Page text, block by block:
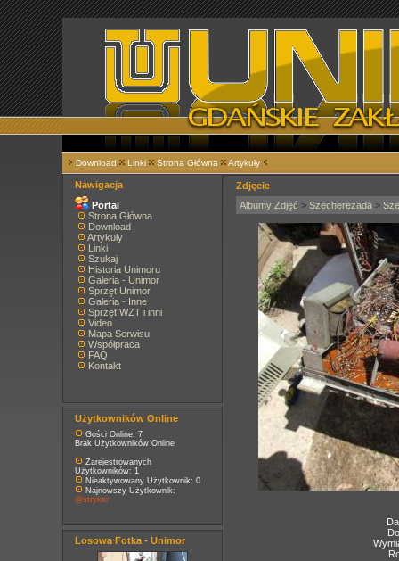
Download Linki Strona Główna Artykuły
Nawigacja
Portal
Strona Główna
Download
Artykuły
Linki
Szukaj
Historia Unimoru
Galeria - Unimor
Sprzęt Unimor
Galeria - Inne
Sprzęt WZT i inni
Video
Mapa Serwisu
Współpraca
FAQ
Kontakt
Użytkowników Online
Gości Online: 7
Brak Użytkowników Online
Zarejestrowanych
Użytkowników: 1
Nieaktywowany Użytkownik: 0
Najnowszy Użytkownik:
@stryker
Losowa Fotka - Unimor
Zdjęcie
Albumy Zdjęć > Szecherezada >